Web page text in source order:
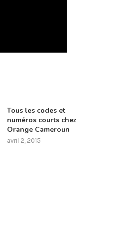
Tous les codes et
numéros courts chez
Orange Cameroun
avril 2, 2015